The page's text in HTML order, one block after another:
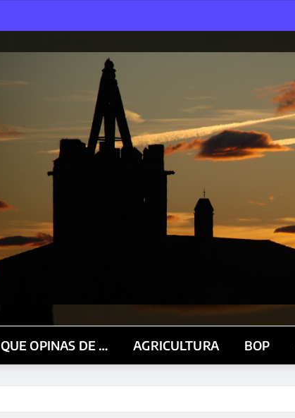
QUE OPINAS DE … AGRICULTURA BOP